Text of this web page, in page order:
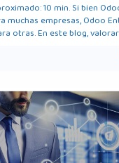
10 min. Si bien
muchas empresas, Odoo
otras. En este blog,